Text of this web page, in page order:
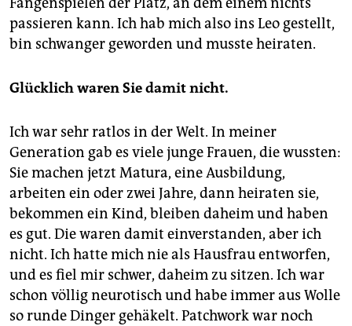
passieren kann. Ich hab mich also ins Leo gestellt,
bin schwanger geworden und musste heiraten.
Glücklich waren Sie damit nicht.
Ich war sehr ratlos in der Welt. In meiner
Generation gab es viele junge Frauen, die wussten:
Sie machen jetzt Matura, eine Ausbildung,
arbeiten ein oder zwei Jahre, dann heiraten sie,
bekommen ein Kind, bleiben daheim und haben
es gut. Die waren damit einverstanden, aber ich
nicht. Ich hatte mich nie als Hausfrau entworfen,
und es fiel mir schwer, daheim zu sitzen. Ich war
schon völlig neurotisch und habe immer aus Wolle
so runde Dinger gehäkelt. Patchwork war noch